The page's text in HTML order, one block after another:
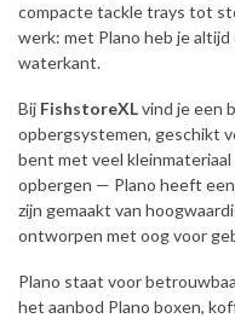
compacte tackle trays tot
werk: met Plano heb je
waterkant.
Bij FishstoreXLvind je een
opbergsystemen, geschikt
bent met veel
opbergen — Plano heeft
zijn gemaakt van
ontworpen met oog voor
Plano staat voor
het aanbod Plano boxen,